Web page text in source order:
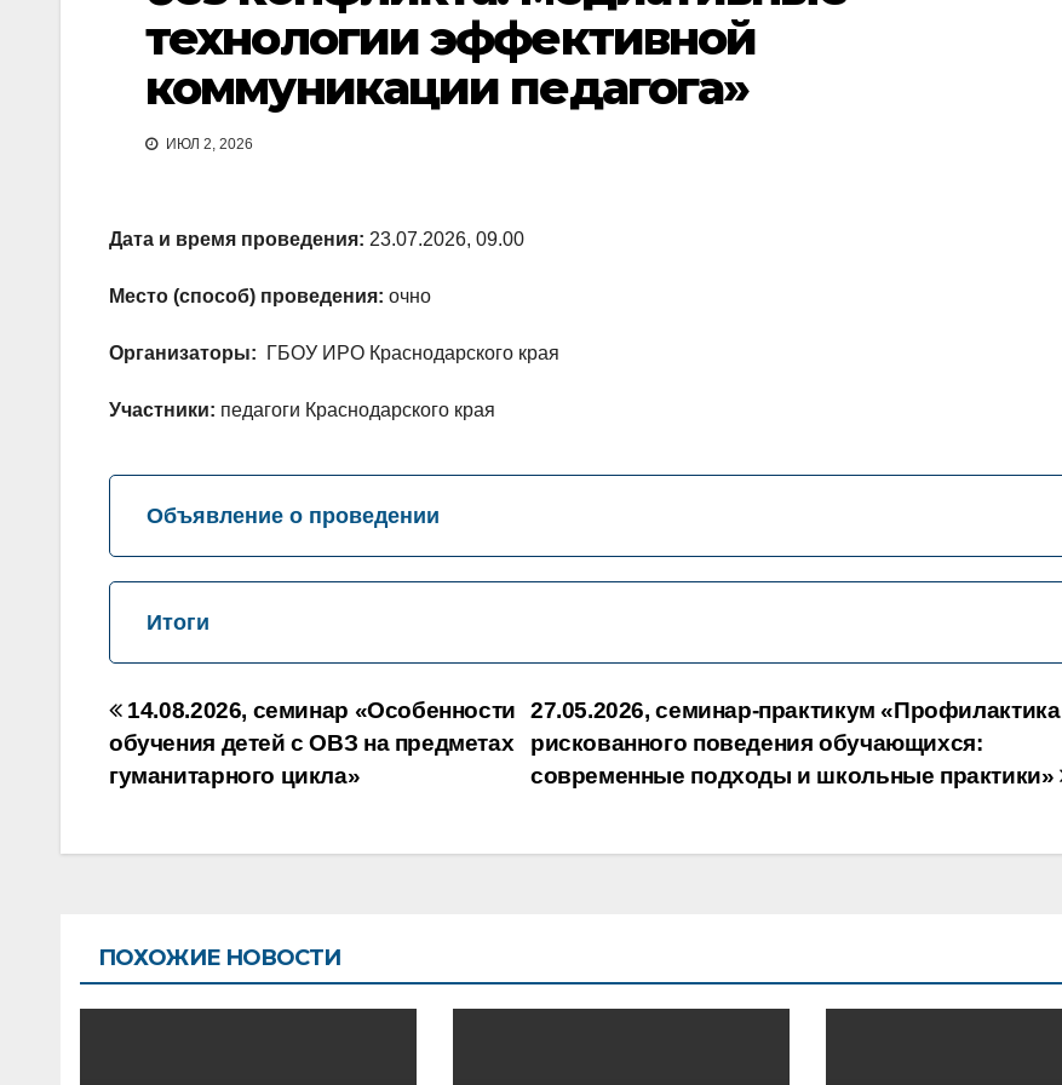
технологии эффективной
коммуникации педагога»
ИЮЛ 2, 2026
Дата и время проведения: 23.07.2026, 09.00
Место (способ) проведения: очно
Организаторы: ГБОУ ИРО Краснодарского края
Участники: педагоги Краснодарского края
Объявление о проведении
Итоги
Навигация
по
записям
27.05.2026, семинар-практикум «Профилактика
рискованного поведения обучающихся:
современные подходы и школьные практики»
14.08.2026, семинар «Особенности
обучения детей с ОВЗ на предметах
гуманитарного цикла»
ПОХОЖИЕ НОВОСТИ